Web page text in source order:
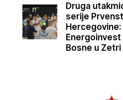
Druga
serije
Hercegovine:
Bosne u Zetri